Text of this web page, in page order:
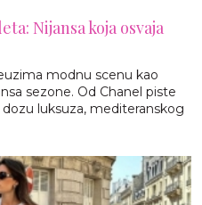
Nijansa koja osvaja
modnu scenu kao
sezone. Od Chanel piste
luksuza, mediteranskog